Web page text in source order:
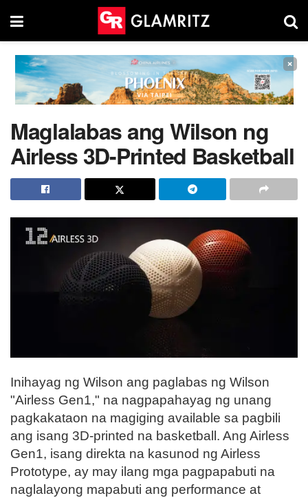
×
Maglalabas ang Wilson ng
Airless 3D-Printed Basketball
Inihayag ng Wilson ang paglabas ng Wilson
"Airless Gen1," na nagpapahayag ng unang
pagkakataon na magiging available sa pagbili
ang isang 3D-printed na basketball. Ang Airless
Gen1, isang direkta na kasunod ng Airless
Prototype, ay may ilang mga pagpapabuti na
naglalayong mapabuti ang performance at